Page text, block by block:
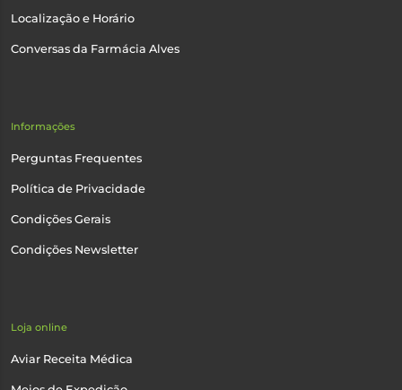
Localização e Horário
Conversas da Farmácia Alves
Informações
Perguntas Frequentes
Política de Privacidade
Condições Gerais
Condições Newsletter
Loja online
Aviar Receita Médica